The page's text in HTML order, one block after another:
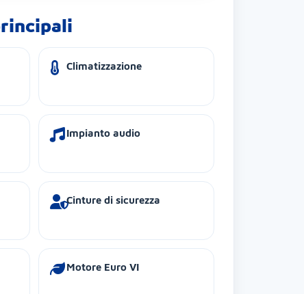
Climatizzazione
Impianto audio
Cinture di sicurezza
Motore Euro VI